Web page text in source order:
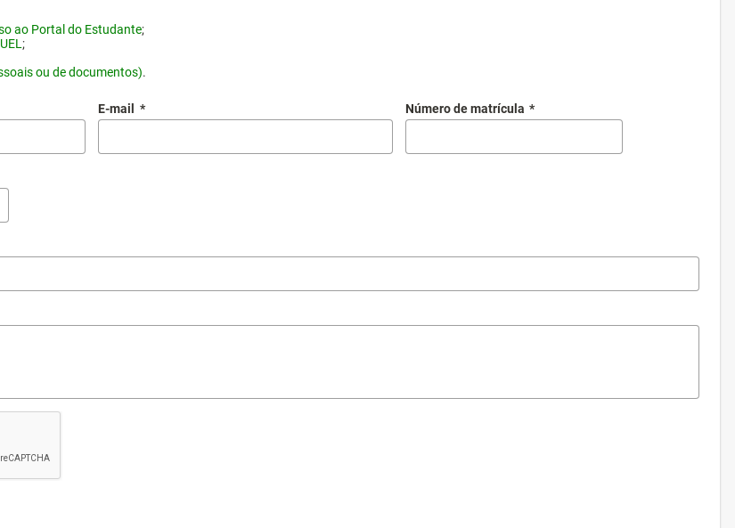
ao Portal do Estudante;
;
ou de documentos).
E-mail * Número de matrícula *